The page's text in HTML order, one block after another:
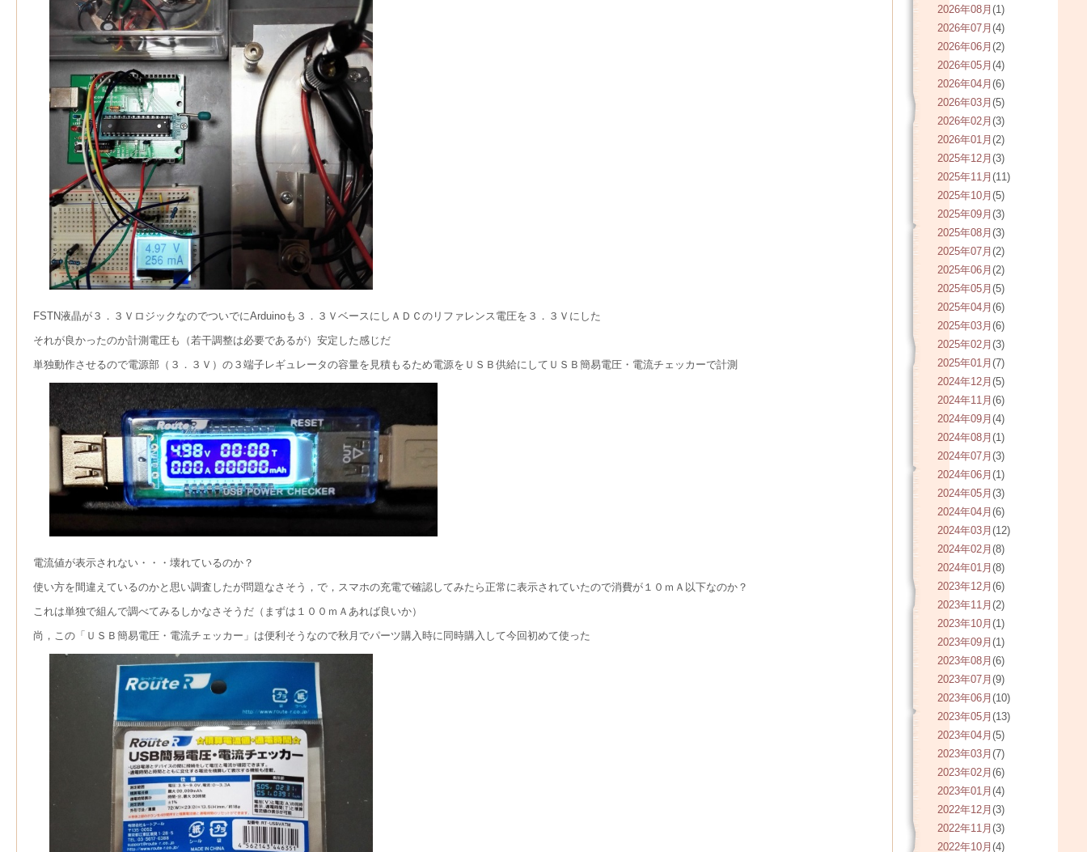
FSTN液晶が３．３ＶロジックなのでついでにArduinoも３．３ＶベースにしＡＤＣのリファレンス電圧を３．３Ｖにした
それが良かったのか計測電圧も（若干調整は必要であるが）安定した感じだ
単独動作させるので電源部（３．３Ｖ）の３端子レギュレータの容量を見積もるため電源をＵＳＢ供給にしてＵＳＢ簡易電圧・電流チェッカーで計測
電流値が表示されない・・・壊れているのか？
使い方を間違えているのかと思い調査したが問題なさそう，で，スマホの充電で確認してみたら正常に表示されていたので消費が１０ｍＡ以下なのか？
これは単独で組んで調べてみるしかなさそうだ（まずは１００ｍＡあれば良いか）
尚，この「ＵＳＢ簡易電圧・電流チェッカー」は便利そうなので秋月でパーツ購入時に同時購入して今回初めて使った
2026年08月 (1)
2026年07月 (4)
2026年06月 (2)
2026年05月 (4)
2026年04月 (6)
2026年03月 (5)
2026年02月 (3)
2026年01月 (2)
2025年12月 (3)
2025年11月 (11)
2025年10月 (5)
2025年09月 (3)
2025年08月 (3)
2025年07月 (2)
2025年06月 (2)
2025年05月 (5)
2025年04月 (6)
2025年03月 (6)
2025年02月 (3)
2025年01月 (7)
2024年12月 (5)
2024年11月 (6)
2024年09月 (4)
2024年08月 (1)
2024年07月 (3)
2024年06月 (1)
2024年05月 (3)
2024年04月 (6)
2024年03月 (12)
2024年02月 (8)
2024年01月 (8)
2023年12月 (6)
2023年11月 (2)
2023年10月 (1)
2023年09月 (1)
2023年08月 (6)
2023年07月 (9)
2023年06月 (10)
2023年05月 (13)
2023年04月 (5)
2023年03月 (7)
2023年02月 (6)
2023年01月 (4)
2022年12月 (3)
2022年11月 (3)
2022年10月 (4)